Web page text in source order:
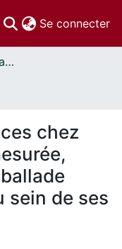
Se connecter
Thèses uOttawa // uOttawa Theses
chez
sein de ses